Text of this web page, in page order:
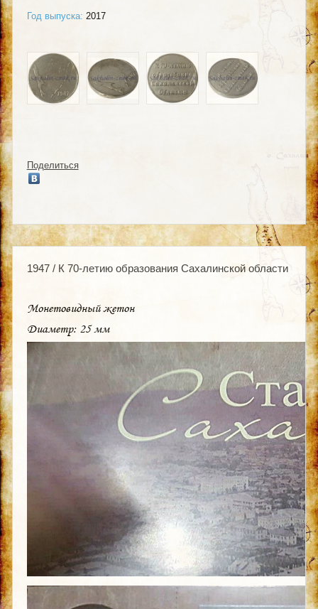
Год выпуска: 2017
Поделиться
1947 / К 70-летию образования Сахалинской области
Монетовидный жетон
Диаметр: 25 мм